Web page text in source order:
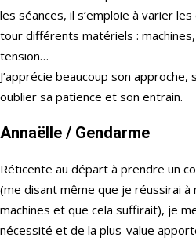
les séances, il s’emploie à varier
tour différents matériels :
tension…
J’apprécie beaucoup son
oublier sa patience et son entrain.
Annaëlle / Gendarme
Réticente au départ à prendre un
(me disant même que je réussirai à
machines et que cela suffirait), je
nécessité et de la plus-value